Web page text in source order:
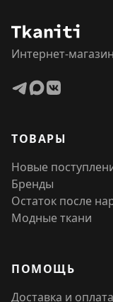
Интернет-
ТОВАРЫ
Новые
Бренды
Остаток после
Модные ткани
ПОМОЩЬ
Доставка и оплата